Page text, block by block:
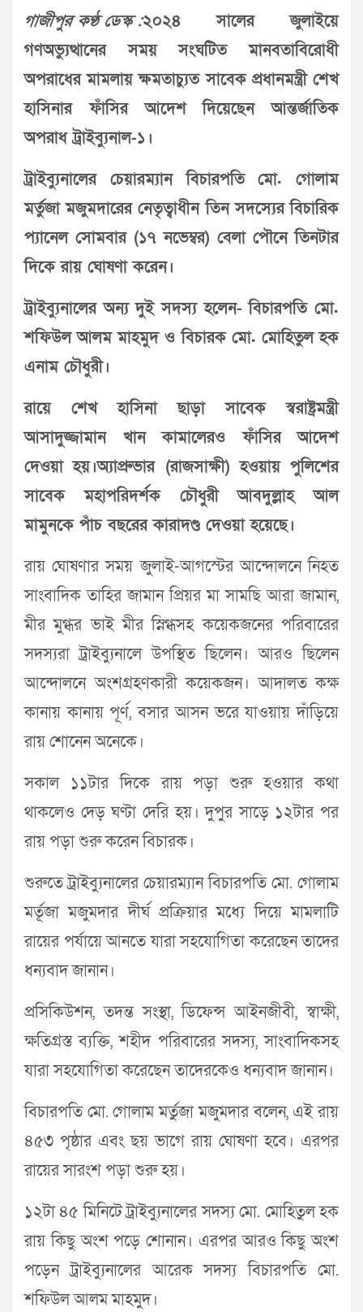
গাজীপুর কণ্ঠ ডেস্ক :২০২৪ সালের জুলাইয়ে
গণঅভ্যুত্থানের সময় সংঘটিত মানবতাবিরোধী
অপরাধের মামলায় ক্ষমতাচ্যুত সাবেক প্রধানমন্ত্রী শেখ
হাসিনার ফাঁসির আদেশ দিয়েছেন আন্তর্জাতিক
অপরাধ ট্রাইব্যুনাল-১।
ট্রাইব্যুনালের চেয়ারম্যান বিচারপতি মো. গোলাম
মর্তুজা মজুমদারের নেতৃত্বাধীন তিন সদস্যের বিচারিক
প্যানেল সোমবার (১৭ নভেম্বর) বেলা পৌনে তিনটার
দিকে রায় ঘোষণা করেন।
ট্রাইব্যুনালের অন্য দুই সদস্য হলেন- বিচারপতি মো.
শফিউল আলম মাহমুদ ও বিচারক মো. মোহিতুল হক
এনাম চৌধুরী।
রায়ে শেখ হাসিনা ছাড়া সাবেক স্বরাষ্ট্রমন্ত্রী
আসাদুজ্জামান খান কামালেরও ফাঁসির আদেশ
দেওয়া হয়।অ্যাপ্রুভার (রাজসাক্ষী) হওয়ায় পুলিশের
সাবেক মহাপরিদর্শক চৌধুরী আবদুল্লাহ আল
মামুনকে পাঁচ বছরের কারাদণ্ড দেওয়া হয়েছে।
রায় ঘোষণার সময় জুলাই-আগস্টের আন্দোলনে নিহত
সাংবাদিক তাহির জামান প্রিয়র মা সামছি আরা জামান,
মীর মুগ্ধর ভাই মীর স্নিগ্ধসহ কয়েকজনের পরিবারের
সদস্যরা ট্রাইব্যুনালে উপস্থিত ছিলেন। আরও ছিলেন
আন্দোলনে অংশগ্রহণকারী কয়েকজন। আদালত কক্ষ
কানায় কানায় পূর্ণ, বসার আসন ভরে যাওয়ায় দাঁড়িয়ে
রায় শোনেন অনেকে।
সকাল ১১টার দিকে রায় পড়া শুরু হওয়ার কথা
থাকলেও দেড় ঘণ্টা দেরি হয়। দুপুর সাড়ে ১২টার পর
রায় পড়া শুরু করেন বিচারক।
শুরুতে ট্রাইব্যুনালের চেয়ারম্যান বিচারপতি মো. গোলাম
মর্তূজা মজুমদার দীর্ঘ প্রক্রিয়ার মধ্যে দিয়ে মামলাটি
রায়ের পর্যায়ে আনতে যারা সহযোগিতা করেছেন তাদের
ধন্যবাদ জানান।
প্রসিকিউশন, তদন্ত সংস্থা, ডিফেন্স আইনজীবী, স্বাক্ষী,
ক্ষতিগ্রস্ত ব্যক্তি, শহীদ পরিবারের সদস্য, সাংবাদিকসহ
যারা সহযোগিতা করেছেন তাদেরকেও ধন্যবাদ জানান।
বিচারপতি মো. গোলাম মর্তুজা মজুমদার বলেন, এই রায়
৪৫৩ পৃষ্ঠার এবং ছয় ভাগে রায় ঘোষণা হবে। এরপর
রায়ের সারংশ পড়া শুরু হয়।
১২টা ৪৫ মিনিটে ট্রাইব্যুনালের সদস্য মো. মোহিতুল হক
রায় কিছু অংশ পড়ে শোনান। এরপর আরও কিছু অংশ
পড়েন ট্রাইব্যুনালের আরেক সদস্য বিচারপতি মো.
শফিউল আলম মাহমুদ।